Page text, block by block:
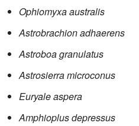
Ophiomyxa australis
Astrobrachion adhaerens
Astroboa granulatus
Astrosierra microconus
Euryale aspera
Amphioplus depressus